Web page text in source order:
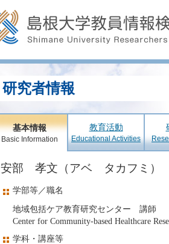
研究者情報
基本情報
Basic Information
教育活動
Educational Activities
安部 孝文（アベ タカフミ）
学部等／職名
地域包括ケア教育研究センター 講師
Center for Community-based Healthcare
学科・講座等